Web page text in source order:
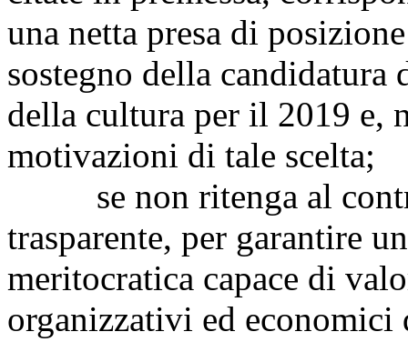
una netta presa di
sostegno della candidatura
della cultura per il 2019 e,
motivazioni di tale scelta;
se non ritenga al
trasparente, per garantire
meritocratica capace di
organizzativi ed